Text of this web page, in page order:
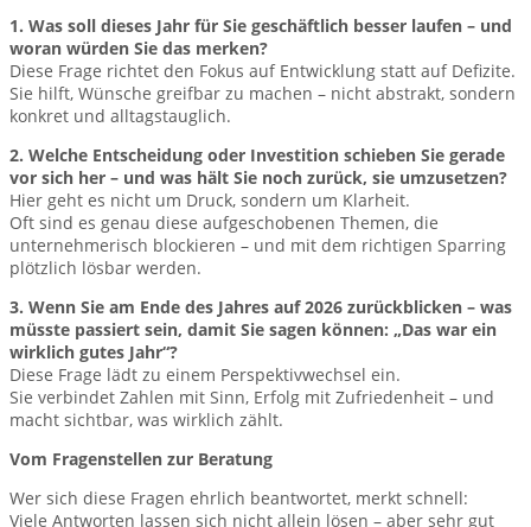
1. Was soll dieses Jahr für Sie geschäftlich besser laufen – und
woran würden Sie das merken?
Diese Frage richtet den Fokus auf Entwicklung statt auf Defizite.
Sie hilft, Wünsche greifbar zu machen – nicht abstrakt, sondern
konkret und alltagstauglich.
2. Welche Entscheidung oder Investition schieben Sie gerade
vor sich her – und was hält Sie noch zurück, sie umzusetzen?
Hier geht es nicht um Druck, sondern um Klarheit.
Oft sind es genau diese aufgeschobenen Themen, die
unternehmerisch blockieren – und mit dem richtigen Sparring
plötzlich lösbar werden.
3. Wenn Sie am Ende des Jahres auf 2026 zurückblicken – was
müsste passiert sein, damit Sie sagen können: „Das war ein
wirklich gutes Jahr“?
Diese Frage lädt zu einem Perspektivwechsel ein.
Sie verbindet Zahlen mit Sinn, Erfolg mit Zufriedenheit – und
macht sichtbar, was wirklich zählt.
Vom Fragenstellen zur Beratung
Wer sich diese Fragen ehrlich beantwortet, merkt schnell:
Viele Antworten lassen sich nicht allein lösen – aber sehr gut